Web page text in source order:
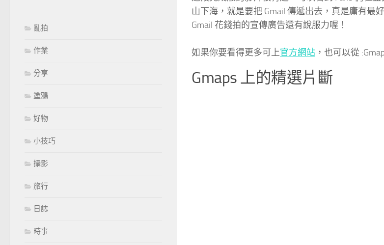
山下海，就是要把 Gmail 傳遞出去，真是庸有最
Gmail 花錢拍的宣傳廣告還有說服力喔！
如果你要看得更多可上官方網站 ，也可以從
Gmaps 上的精選片斷
亂拍
作業
分享
塗鴉
好物
小技巧
攝影
旅行
日誌
時事